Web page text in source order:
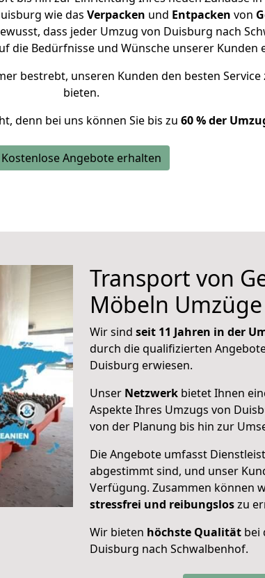
wie das Verpacken und Entpacken von
dass jeder Umzug von Duisburg nach
die Bedürfnisse und Wünsche unserer Kunden
bestrebt, unseren Kunden den besten Service
bieten.
denn bei uns können Sie bis zu 60 % der
Kostenlose Angebote erhalten
Transport von
Möbeln
Wir sind seit 11 Jahren in der
durch die qualifizierten
Duisburg erwiesen.
Unser Netzwerk bietet Ihnen
Aspekte Ihres Umzugs von
von der Planung bis hin zur
Die Angebote umfasst
abgestimmt sind, und unser
Verfügung. Zusammen können
stressfrei und reibungsloszu
Wir bieten höchste Qualität bei
Duisburg nach Schwalbenhof.